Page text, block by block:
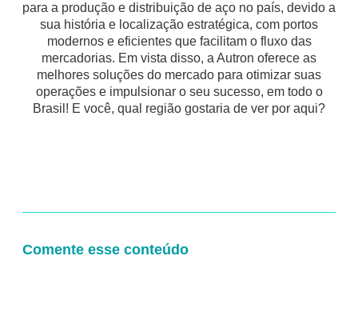
para a produção e distribuição de aço no país, devido a
sua história e localização estratégica, com portos
modernos e eficientes que facilitam o fluxo das
mercadorias. Em vista disso, a Autron oferece as
melhores soluções do mercado para otimizar suas
operações e impulsionar o seu sucesso, em todo o
Brasil! E você, qual região gostaria de ver por aqui?
Comente esse conteúdo